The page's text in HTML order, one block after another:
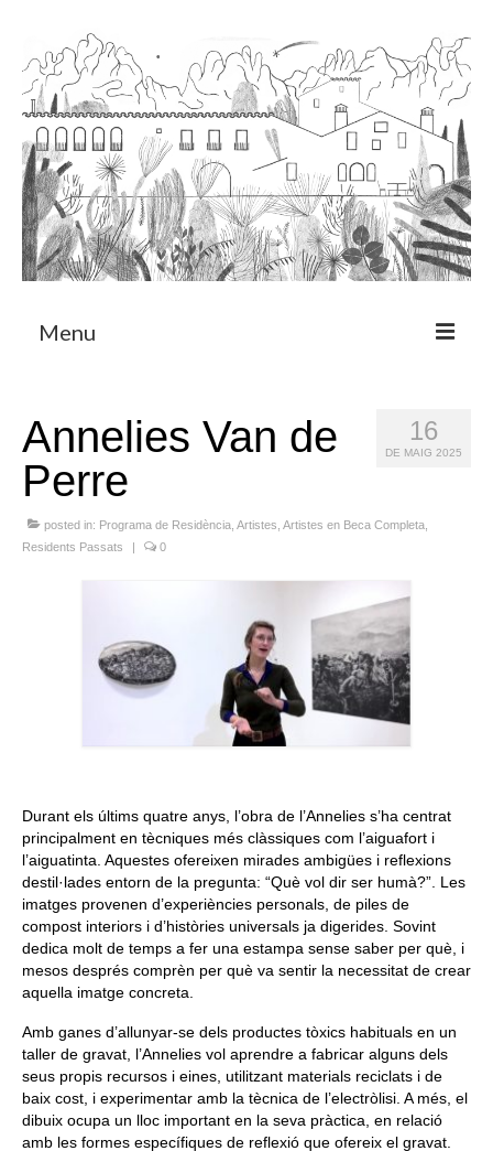
Menu
Programa de Residència
CRUCERO
Queda’t amb nosaltres
Idioma:
16
DE MAIG 2025
Annelies Van de
Perre
posted in: Programa de Residència Artistes Artistes en Beca Completa
Residents Passats
| 0
Durant els últims quatre anys, l’obra de l’Annelies s’ha centrat
principalment en tècniques més clàssiques com l’aiguafort i
l’aiguatinta. Aquestes ofereixen mirades ambigües i reflexions
destil·lades entorn de la pregunta: “Què vol dir ser humà?”. Les
imatges provenen d’experiències personals, de piles de
compost interiors i d’històries universals ja digerides. Sovint
dedica molt de temps a fer una estampa sense saber per què, i
mesos després comprèn per què va sentir la necessitat de crear
aquella imatge concreta.
Amb ganes d’allunyar-se dels productes tòxics habituals en un
taller de gravat, l’Annelies vol aprendre a fabricar alguns dels
seus propis recursos i eines, utilitzant materials reciclats i de
baix cost, i experimentar amb la tècnica de l’electròlisi. A més, el
dibuix ocupa un lloc important en la seva pràctica, en relació
amb les formes específiques de reflexió que ofereix el gravat.